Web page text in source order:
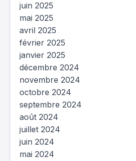
juin 2025
mai 2025
avril 2025
février 2025
janvier 2025
décembre 2024
novembre 2024
octobre 2024
septembre 2024
août 2024
juillet 2024
juin 2024
mai 2024